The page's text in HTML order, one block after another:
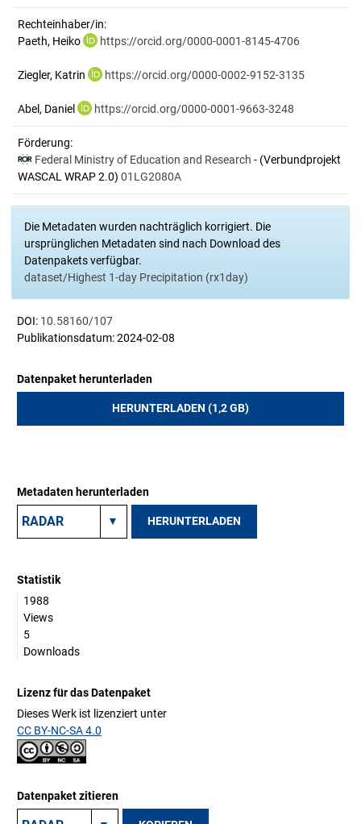
Rechteinhaber/in:
Paeth, Heiko
https://orcid.org/0000-0001-8145-4706
Ziegler, Katrin https://orcid.org/0000-0002-9152-3135
Abel, Daniel https://orcid.org/0000-0001-9663-3248
Förderung:
Federal Ministry of Education and Research - (Verbundprojekt
WASCAL WRAP 2.0) 01LG2080A
Die Metadaten wurden nachträglich korrigiert. Die
ursprünglichen Metadaten sind nach Download des
Datenpakets verfügbar.
dataset/Highest 1-day Precipitation (rx1day)
DOI: 10.58160/107
Publikationsdatum: 2024-02-08
Datenpaket herunterladen
HERUNTERLADEN (1,2 GB)
Metadaten herunterladen
HERUNTERLADEN
Statistik
1988
Views
5
Downloads
Lizenz für das Datenpaket
Dieses Werk ist lizenziert unter
CC BY-NC-SA 4.0
Datenpaket zitieren